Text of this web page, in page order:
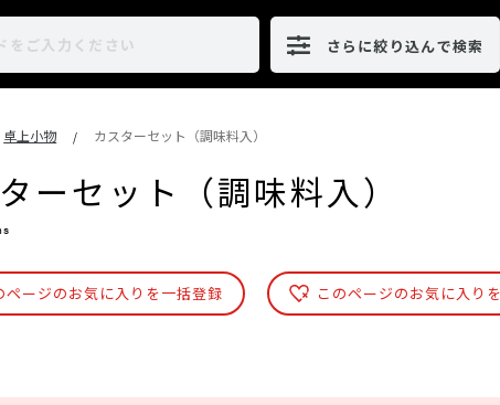
さらに絞り込んで検索
卓上小物 / カスターセット（調味料入）
ーセット（調味料入）
ページのお気に入りを一括登録 このページのお気に入り